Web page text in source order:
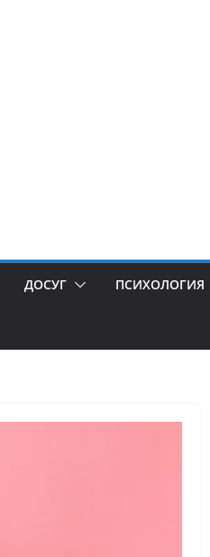
ДОСУГ ПСИХОЛОГИЯ